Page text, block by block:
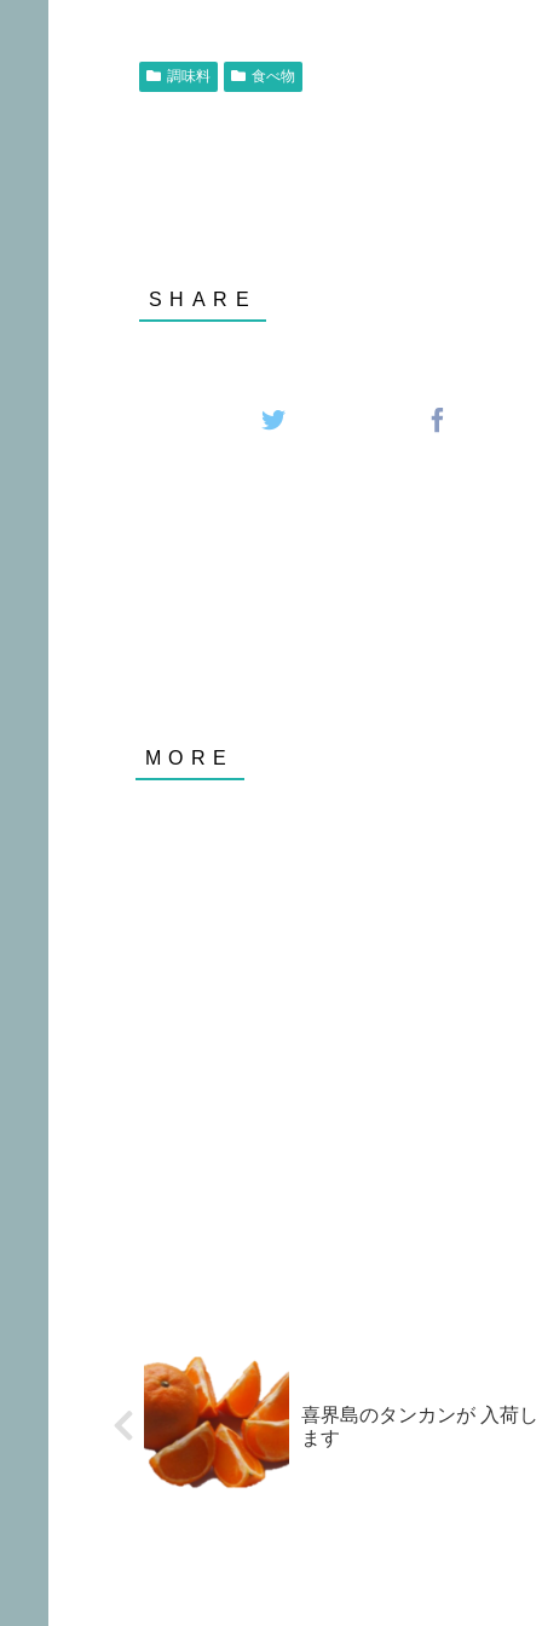
調味料 食べ物
喜界島のタンカンが 入荷し
ます